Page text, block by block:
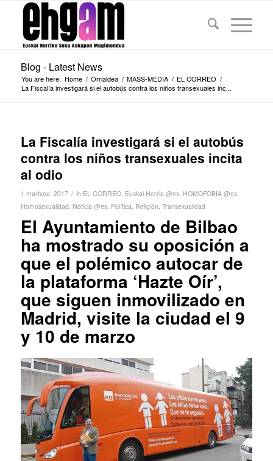
Blog - Latest News
You are here: Home / Orrialdea / MASS-MEDIA / EL CORREO /
La Fiscalía investigará si el autobús contra los niños transexuales inc...
La Fiscalía investigará si el autobús
contra los niños transexuales incita
al odio
1 martxoa, 2017 / in EL CORREO, Euskal Herria @es, HOMOFOBIA @es,
Homosexualidad, Noticia @es, Política, Religión, Transexualidad
El Ayuntamiento de Bilbao
ha mostrado su oposición a
que el polémico autocar de
la plataforma ‘Hazte Oír’,
que siguen inmovilizado en
Madrid, visite la ciudad el 9
y 10 de marzo